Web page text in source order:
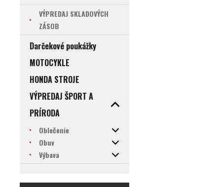
VÝPREDAJ SKLADOVÝCH
ZÁSOB
Darčekové poukážky
MOTOCYKLE
HONDA STROJE
VÝPREDAJ ŠPORT A
PRÍRODA
Oblečenie
Obuv
Výbava